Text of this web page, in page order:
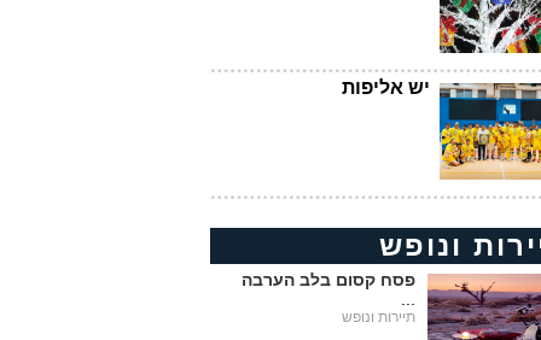
יש אליפות
ונופש
פסח קסום בלב הערבה
תיירות ונופש